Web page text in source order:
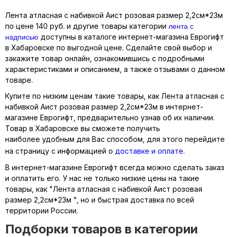
Лента атласная с набивкой Аист розовая размер 2,2см*23м
по цене 140 руб. и другие товары категории лента с
надписью доступны в каталоге интернет-магазина Еврогифт
в Хабаровске по выгодной цене. Сделайте свой выбор и
закажите товар онлайн, ознакомившись с подробными
характеристиками и описанием, а также отзывами о данном
товаре.
Купите по низким ценам такие товары, как Лента атласная с
набивкой Аист розовая размер 2,2см*23м в интернет-
магазине Еврогифт, предварительно узнав об их наличии.
Товар в Хабаровске вы сможете получить
наиболее удобным для Вас способом, для этого перейдите
на страницу с информацией о доставке и оплате.
В интернет-магазине Еврогифт всегда можно сделать заказ
и оплатить его. У нас не только низкие цены на такие
товары, как "Лента атласная с набивкой Аист розовая
размер 2,2см*23м ", но и быстрая доставка по всей
территории России.
Подборки товаров в категории